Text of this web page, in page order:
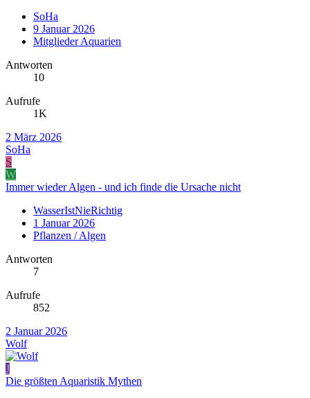
SoHa
9 Januar 2026
Mitglieder Aquarien
Antworten
10
Aufrufe
1K
2 März 2026
SoHa
S
W
Immer wieder Algen - und ich finde die Ursache nicht
WasserIstNieRichtig
1 Januar 2026
Pflanzen / Algen
Antworten
7
Aufrufe
852
2 Januar 2026
Wolf
J
Die größten Aquaristik Mythen